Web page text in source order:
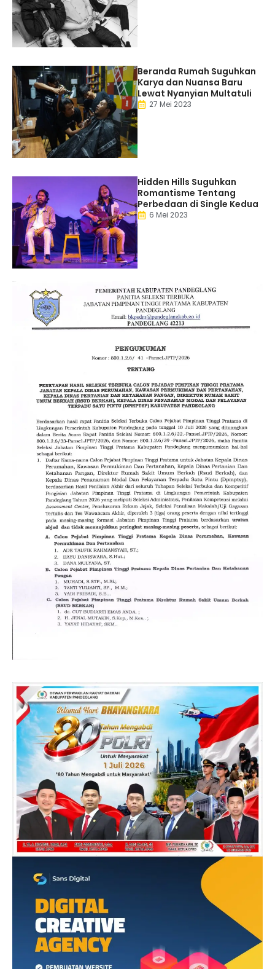
Beranda Rumah Suguhkan
Karya dan Nuansa Baru
Lewat Nyanyian Multatuli
27 Mei 2023
Hidden Hills Suguhkan
Romantisme Tentang
Perbedaan di Single Kedua
6 Mei 2023